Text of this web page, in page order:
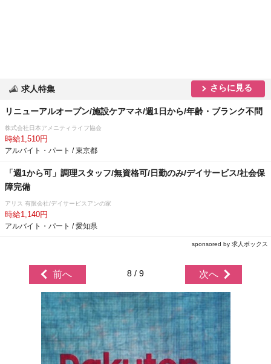
求人特集 さらに見る
リニューアルオープン/施設ケアマネ/週1日から/年齢・ブランク不問
株式会社日本アメニティライフ協会
時給1,510円
アルバイト・パート / 東京都
「週1から可」調理スタッフ/無資格可/日勤のみ/デイサービス/社会保
障完備
アリス 有限会社/デイサービスアンの家
時給1,140円
アルバイト・パート / 愛知県
sponsored by 求人ボックス
前へ 8 / 9 次へ